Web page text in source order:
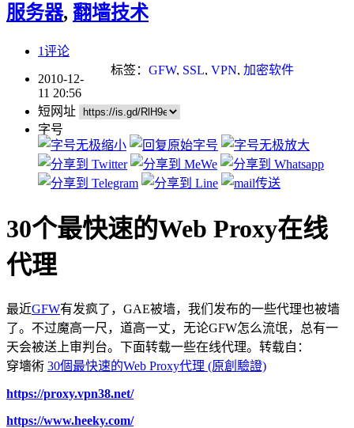
服务器, 翻墙技术
1评论
标签： GFW, SSL, VPN, 加密软件
2010-12-
11 20:56
短网址
字号
30个最快速的Web Proxy在线
代理
最近GFW有发疯了，GAE被墙，我们发布的一些代理也被墙
了。不过魔高一尺，道高一丈，无论GFW怎么流氓，总有一
天会被送上审判台。下面转载一些在线代理。转载自：
穿墻術 30個最快速的Web Proxy代理 (原創驗證)
https://proxy.vpn38.net/
https://www.heeky.com/